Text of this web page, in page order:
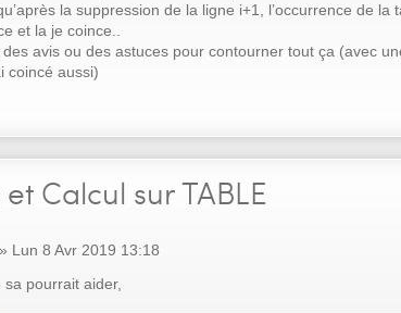
la suppression de la ligne i+1, l’occurrence de la
et la je coince..
avis ou des astuces pour contourner tout ça (avec
coincé aussi)
Calcul sur TABLE
» Lun 8 Avr 2019 13:18
pourrait aider,